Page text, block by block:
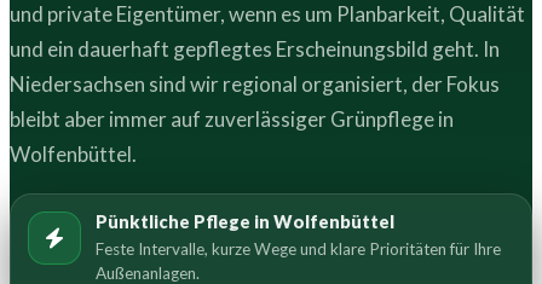
und private Eigentümer, wenn es um Planbarkeit, Qualität
und ein dauerhaft gepflegtes Erscheinungsbild geht. In
Niedersachsen sind wir regional organisiert, der Fokus
bleibt aber immer auf zuverlässiger Grünpflege in
Wolfenbüttel.
Pünktliche Pflege in Wolfenbüttel
Feste Intervalle, kurze Wege und klare Prioritäten für Ihre
Außenanlagen.